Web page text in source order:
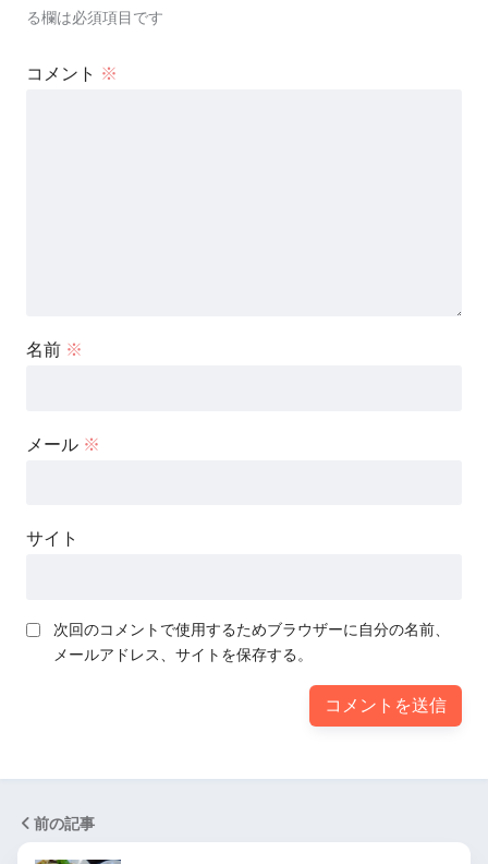
る欄は必須項目です
コメント ※
名前 ※
メール ※
サイト
次回のコメントで使用するためブラウザーに自分の名前、
メールアドレス、サイトを保存する。
前の記事